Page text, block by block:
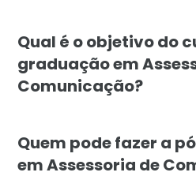
Qual é o objetivo do
graduação em
Comunicação?
Quem pode fazer a
em Assessoria de